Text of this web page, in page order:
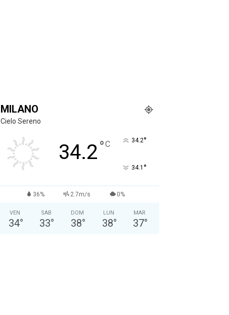
MILANO
Cielo Sereno
34.2°C 34.2°
34.1 °
36% 2.7m/s 0%
VEN
34°
SAB
33°
DOM
38°
LUN
38°
MAR
37°